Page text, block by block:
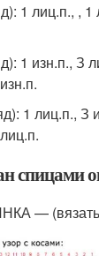
1 лиц.п., ,
1 изн.п., З
1 лиц.п., З
спицами
— (вязать